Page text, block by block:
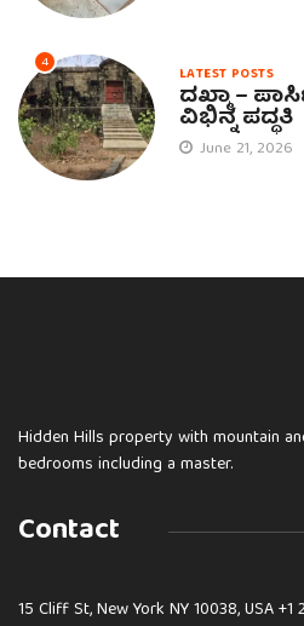
4 LATEST POSTS
ದಖ್ಮಾ –
ವಿಭಿನ್ನ ಪದ್ಧತಿ
June 21, 2026
Hidden Hills property with mountain
bedrooms including a master.
Contact
15 Cliff St, New York NY 10038, USA+1